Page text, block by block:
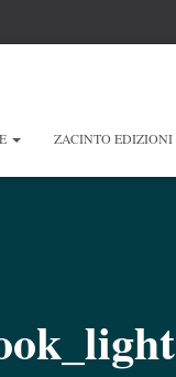
ZACINTO EDIZIONI